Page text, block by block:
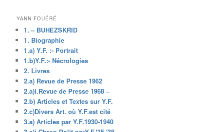
YANN FOUÉRÉ
1. – BUHEZSKRID
1. Biographie
1.a) Y.F. :- Portrait
1.b)Y.F.:- Nécrologies
2. Livres
2.a) Revue de Presse 1962
2.a)i.Revue de Presse 1968 –
2.b) Articles et Textes sur Y.F.
2.c)Divers Art. où Y.F.est cité
3.a) Articles par Y.F.1930-1940